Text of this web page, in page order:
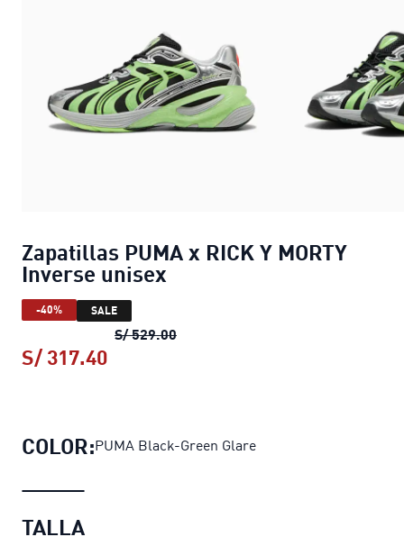
Zapatillas PUMA x RICK Y MORTY
Inverse unisex
-40% SALE
S/ 529.00Zapatillas PUMA x RICK Y MORTY
S/ 317.40
COLOR:PUMA Black-Green Glare
TALLA